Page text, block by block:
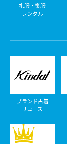
礼服・喪服
レンタル
ブランド古着
リユース